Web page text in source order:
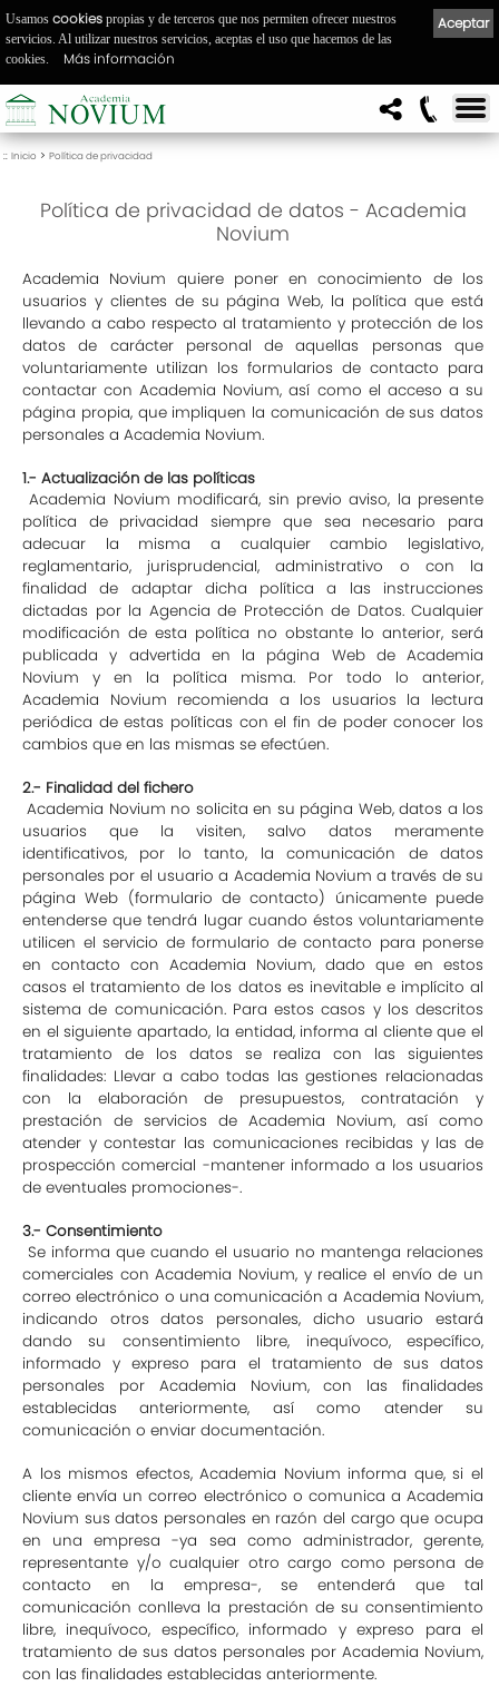
:: Inicio > Política de privacidad
Política de privacidad de datos - Academia
Novium
Academia Novium quiere poner en conocimiento de los
usuarios y clientes de su página Web, la política que está
llevando a cabo respecto al tratamiento y protección de los
datos de carácter personal de aquellas personas que
voluntariamente utilizan los formularios de contacto para
contactar con Academia Novium, así como el acceso a su
página propia, que impliquen la comunicación de sus datos
personales a Academia Novium.
1.- Actualización de las políticas
Academia Novium modificará, sin previo aviso, la presente
política de privacidad siempre que sea necesario para
adecuar la misma a cualquier cambio legislativo,
reglamentario, jurisprudencial, administrativo o con la
finalidad de adaptar dicha política a las instrucciones
dictadas por la Agencia de Protección de Datos. Cualquier
modificación de esta política no obstante lo anterior, será
publicada y advertida en la página Web de Academia
Novium y en la política misma. Por todo lo anterior,
Academia Novium recomienda a los usuarios la lectura
periódica de estas políticas con el fin de poder conocer los
cambios que en las mismas se efectúen.
2.- Finalidad del fichero
Academia Novium no solicita en su página Web, datos a los
usuarios que la visiten, salvo datos meramente
identificativos, por lo tanto, la comunicación de datos
personales por el usuario a Academia Novium a través de su
página Web (formulario de contacto) únicamente puede
entenderse que tendrá lugar cuando éstos voluntariamente
utilicen el servicio de formulario de contacto para ponerse
en contacto con Academia Novium, dado que en estos
casos el tratamiento de los datos es inevitable e implícito al
sistema de comunicación. Para estos casos y los descritos
en el siguiente apartado, la entidad, informa al cliente que el
tratamiento de los datos se realiza con las siguientes
finalidades: Llevar a cabo todas las gestiones relacionadas
con la elaboración de presupuestos, contratación y
prestación de servicios de Academia Novium, así como
atender y contestar las comunicaciones recibidas y las de
prospección comercial -mantener informado a los usuarios
de eventuales promociones-.
3.- Consentimiento
Se informa que cuando el usuario no mantenga relaciones
comerciales con Academia Novium, y realice el envío de un
correo electrónico o una comunicación a Academia Novium,
indicando otros datos personales, dicho usuario estará
dando su consentimiento libre, inequívoco, específico,
informado y expreso para el tratamiento de sus datos
personales por Academia Novium, con las finalidades
establecidas anteriormente, así como atender su
comunicación o enviar documentación.
A los mismos efectos, Academia Novium informa que, si el
cliente envía un correo electrónico o comunica a Academia
Novium sus datos personales en razón del cargo que ocupa
en una empresa -ya sea como administrador, gerente,
representante y/o cualquier otro cargo como persona de
contacto en la empresa-, se entenderá que tal
comunicación conlleva la prestación de su consentimiento
libre, inequívoco, específico, informado y expreso para el
tratamiento de sus datos personales por Academia Novium,
con las finalidades establecidas anteriormente.
Aceptar
Usamos cookies propias y de terceros que nos permiten ofrecer nuestros
servicios. Al utilizar nuestros servicios, aceptas el uso que hacemos de las
cookies.
Más información